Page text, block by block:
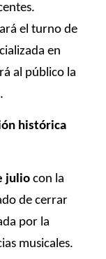
el turno de
en
al público la
histórica
julio con la
de cerrar
por la
musicales.